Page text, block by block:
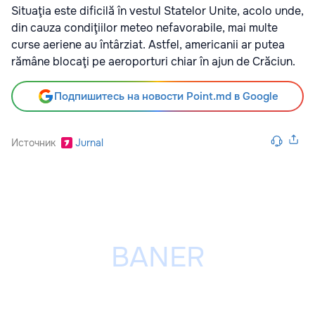
Situaţia este dificilă în vestul Statelor Unite, acolo unde,
din cauza condiţiilor meteo nefavorabile, mai multe
curse aeriene au întârziat. Astfel, americanii ar putea
rămâne blocaţi pe aeroporturi chiar în ajun de Crăciun.
Подпишитесь на новости Point.md в Google
Источник Jurnal